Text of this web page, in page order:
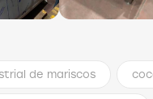
de mariscos